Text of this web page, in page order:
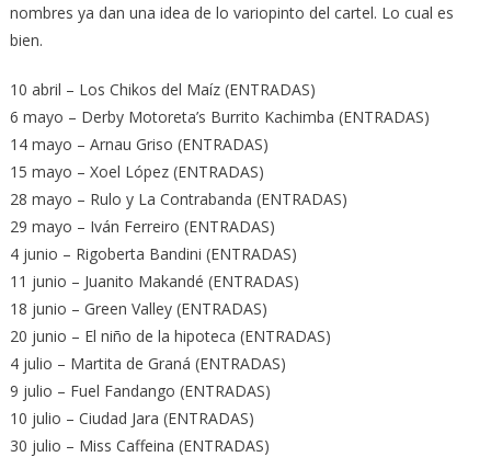
nombres ya dan una idea de lo variopinto del cartel. Lo cual es
bien.
10 abril – Los Chikos del Maíz (ENTRADAS)
6 mayo – Derby Motoreta’s Burrito Kachimba (ENTRADAS)
14 mayo – Arnau Griso (ENTRADAS)
15 mayo – Xoel López (ENTRADAS)
28 mayo – Rulo y La Contrabanda (ENTRADAS)
29 mayo – Iván Ferreiro (ENTRADAS)
4 junio – Rigoberta Bandini (ENTRADAS)
11 junio – Juanito Makandé (ENTRADAS)
18 junio – Green Valley (ENTRADAS)
20 junio – El niño de la hipoteca (ENTRADAS)
4 julio – Martita de Graná (ENTRADAS)
9 julio – Fuel Fandango (ENTRADAS)
10 julio – Ciudad Jara (ENTRADAS)
30 julio – Miss Caffeina (ENTRADAS)